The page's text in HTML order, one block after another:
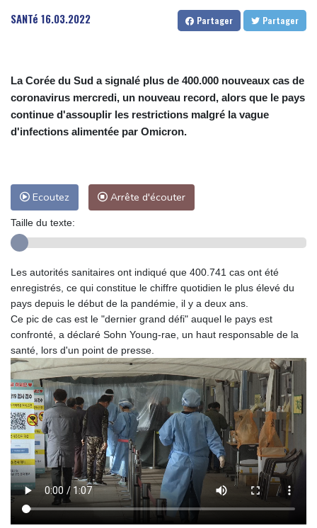
SANTé 16.03.2022 Partager Partager
La Corée du Sud a signalé plus de 400.000 nouveaux cas de
coronavirus mercredi, un nouveau record, alors que le pays
continue d'assouplir les restrictions malgré la vague
d'infections alimentée par Omicron.
Ecoutez Arrête d'écouter
Taille du texte:
Les autorités sanitaires ont indiqué que 400.741 cas ont été
enregistrés, ce qui constitue le chiffre quotidien le plus élevé du
pays depuis le début de la pandémie, il y a deux ans.
Ce pic de cas est le "dernier grand défi" auquel le pays est
confronté, a déclaré Sohn Young-rae, un haut responsable de la
santé, lors d'un point de presse.